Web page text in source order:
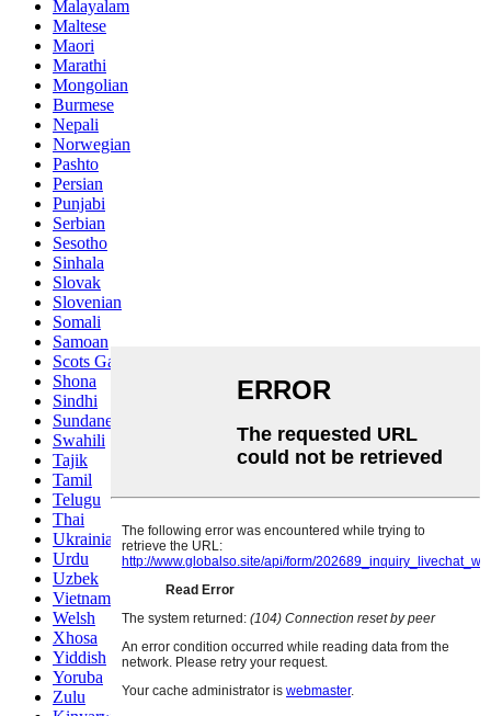
Malayalam
Maltese
Maori
Marathi
Mongolian
Burmese
Nepali
Norwegian
Pashto
Persian
Punjabi
Serbian
Sesotho
Sinhala
Slovak
Slovenian
Somali
Samoan
Scots Gaelic
Shona
Sindhi
Sundanese
Swahili
Tajik
Tamil
Telugu
Thai
Ukrainian
Urdu
Uzbek
Vietnamese
Welsh
Xhosa
Yiddish
Yoruba
Zulu